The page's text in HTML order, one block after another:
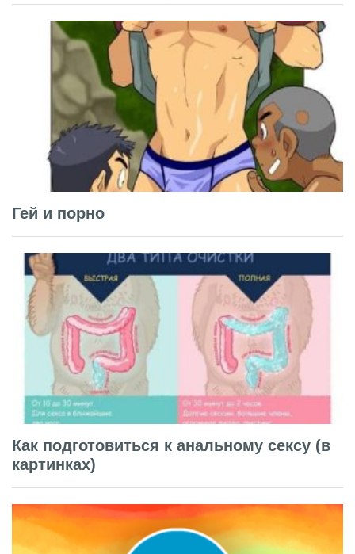
Гей и порно
Как подготовиться к анальному сексу (в
картинках)